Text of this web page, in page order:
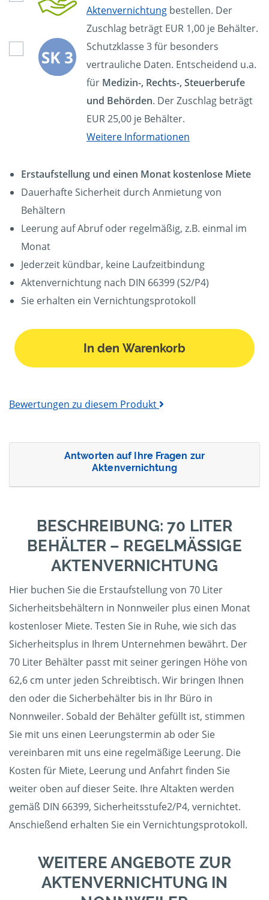
Aktenvernichtung bestellen. Der
Zuschlag beträgt EUR 1,00 je Behälter.
Schutzklasse 3 für besonders
vertrauliche Daten. Entscheidend u.a.
für Medizin-, Rechts-, Steuerberufe
und Behörden. Der Zuschlag beträgt
EUR 25,00 je Behälter.
Weitere Informationen
Erstaufstellung und einen Monat kostenlose Miete
Dauerhafte Sicherheit durch Anmietung von
Behältern
Leerung auf Abruf oder regelmäßig, z.B. einmal im
Monat
Jederzeit kündbar, keine Laufzeitbindung
Aktenvernichtung nach DIN 66399 (S2/P4)
Sie erhalten ein Vernichtungsprotokoll
In den Warenkorb
Bewertungen zu diesem Produkt
Antworten auf Ihre Fragen zur
Aktenvernichtung
BESCHREIBUNG: 70 LITER
BEHÄLTER – REGELMÄSSIGE A
KTENVERNICHTUNG
Hier buchen Sie die Erstaufstellung von 70 Liter
Sicherheitsbehältern in Nonnweiler plus einen Monat
kostenloser Miete. Testen Sie in Ruhe, wie sich das
Sicherheitsplus in Ihrem Unternehmen bewährt. Der
70 Liter Behälter passt mit seiner geringen Höhe von
62,6 cm unter jeden Schreibtisch. Wir bringen Ihnen
den oder die Sicherbehälter bis in Ihr Büro in
Nonnweiler. Sobald der Behälter gefüllt ist, stimmen
Sie mit uns einen Leerungstermin ab oder Sie
vereinbaren mit uns eine regelmäßige Leerung. Die
Kosten für Miete, Leerung und Anfahrt finden Sie
weiter oben auf dieser Seite. Ihre Altakten werden
gemäß DIN 66399, Sicherheitsstufe2/P4, vernichtet.
Anschießend erhalten Sie ein Vernichtungsprotokoll.
WEITERE ANGEBOTE ZUR
AKTENVERNICHTUNG IN